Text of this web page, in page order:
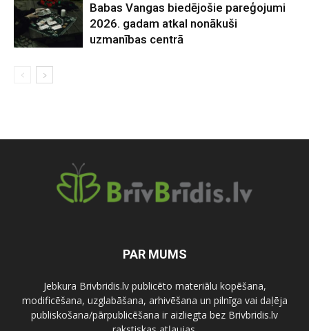
Babas Vangas biedējošie pareģojumi
2026. gadam atkal nonākuši
uzmanības centrā
PAR MUMS
Jebkura Brivbridis.lv publicēto materiālu kopēšana,
modificēšana, uzglabāšana, arhivēšana un pilnīga vai daļēja
publiskošana/pārpublicēšana ir aizliegta bez Brivbridis.lv